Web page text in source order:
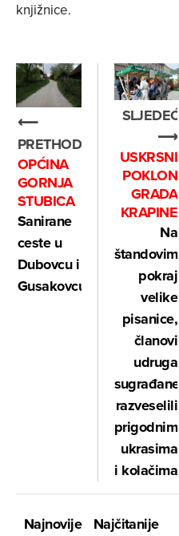
knjižnice.
⟵
PRETHODNO
OPĆINA
GORNJA
STUBICA
Sanirane
ceste u
Dubovcu i
Gusakovcu
SLJEDEĆE
⟶
USKRSNI
POKLON
GRADA
KRAPINE
Na
štandovima
pokraj
velike
pisanice,
članovi
udruga
sugrađane
razveselili
prigodnim
ukrasima
i kolačima
Najnovije
Najčitanije